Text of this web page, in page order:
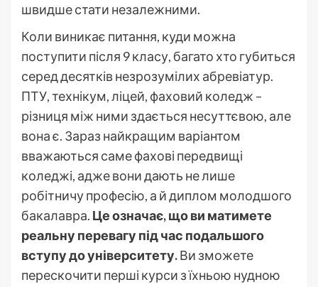
швидше стати незалежними.
Коли виникає питання, куди можна
поступити після 9 класу, багато хто губиться
серед десятків незрозумілих абревіатур.
ПТУ, технікум, ліцей, фаховий коледж –
різниця між ними здається несуттєвою, але
вона є. Зараз найкращим варіантом
вважаються саме фахові передвищі
коледжі, адже вони дають не лише
робітничу професію, а й диплом молодшого
бакалавра. Це означає, що ви матимете
реальну перевагу під час подальшого
вступу до університету.Ви зможете
перескочити перші курси з їхньою нудною